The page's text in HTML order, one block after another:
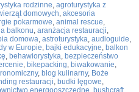
rodzinne, agroturystyka z
domowych, akcesoria
pokarmowe, animal rescue,
balkonu, aranżacja restauracji,
domowa, astroturystyka, audioguide,
w Europie, bajki edukacyjne, balkon
, behawiorystyka, bezpieczeństwo
, bikepacking, biwakowanie,
, blog kulinarny, Boże
restauracji, budki lęgowe,
energooszczędne, bushcraft,